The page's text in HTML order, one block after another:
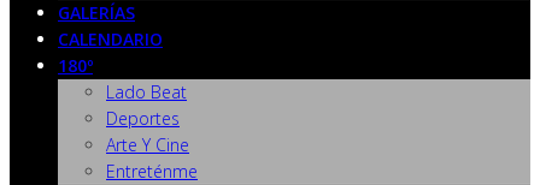
GALERÍAS
CALENDARIO
180º
Lado Beat
Deportes
Arte Y Cine
Entreténme